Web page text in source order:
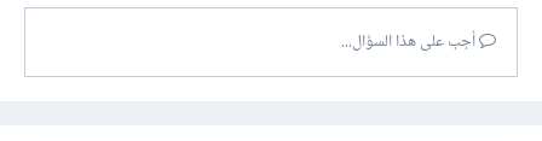
أجب على هذا السؤال...